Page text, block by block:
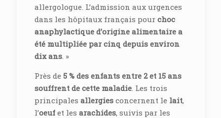
allergologue. L’admission aux urgences
dans les hôpitaux français pour choc
anaphylactique d’origine alimentaire a
été multipliée par cinq depuis environ
dix ans. »
Près de 5 % des enfants entre 2 et 15 ans
souffrent de cette maladie. Les trois
principales allergies concernent le lait,
l’oeuf et les arachides, suivis par les